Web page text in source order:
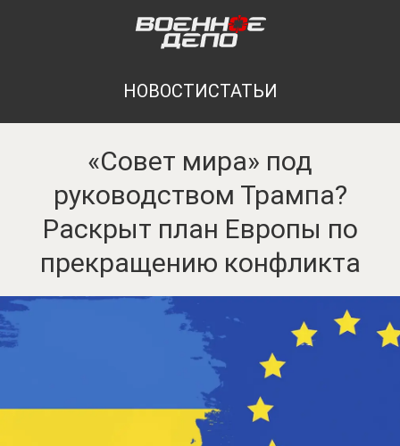
НОВОСТИСТАТЬИ
«Совет мира» под
руководством Трампа?
Раскрыт план Европы по
прекращению конфликта